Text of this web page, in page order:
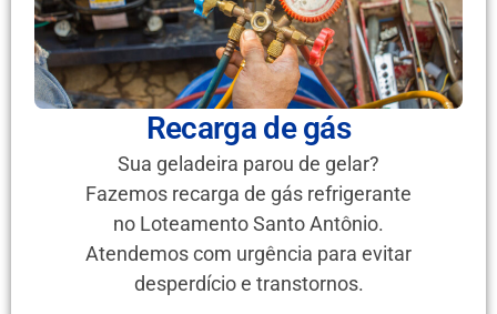
Recarga de gás
Sua geladeira parou de gelar?
Fazemos recarga de gás refrigerante
no Loteamento Santo Antônio.
Atendemos com urgência para evitar
desperdício e transtornos.